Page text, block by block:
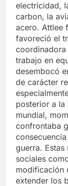
electricidad,
carbon, la
acero. Attlee
favoreció el
trabajo en
desembocó
de carácter
posterior a la
mundial,
confrontaba
guerra.
sociales
modificación
extender los